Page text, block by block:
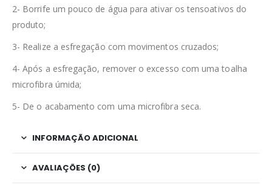
2- Borrife um pouco de água para ativar os tensoativos do
produto;
3- Realize a esfregação com movimentos cruzados;
4- Após a esfregação, remover o excesso com uma toalha
microfibra úmida;
5- De o acabamento com uma microfibra seca.
INFORMAÇÃO ADICIONAL
AVALIAÇÕES (0)